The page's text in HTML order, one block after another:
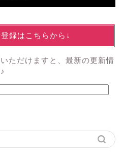
登録はこちらから↓
ただけますと、最新の更新情